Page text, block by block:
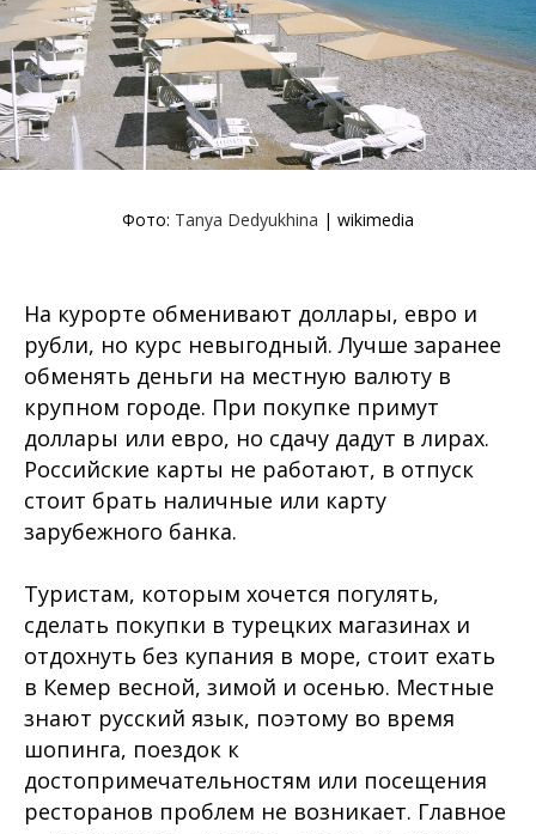
Фото: Tanya Dedyukhina | wikimedia
На курорте обменивают доллары, евро и
рубли, но курс невыгодный. Лучше заранее
обменять деньги на местную валюту в
крупном городе. При покупке примут
доллары или евро, но сдачу дадут в лирах.
Российские карты не работают, в отпуск
стоит брать наличные или карту
зарубежного банка.
Туристам, которым хочется погулять,
сделать покупки в турецких магазинах и
отдохнуть без купания в море, стоит ехать
в Кемер весной, зимой и осенью. Местные
знают русский язык, поэтому во время
шопинга, поездок к
достопримечательностям или посещения
ресторанов проблем не возникает. Главное